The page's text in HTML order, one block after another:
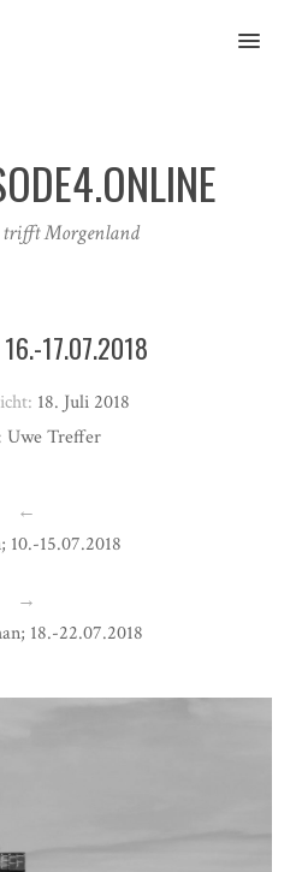
MENU
Morgenland
17.07.2018
18. Juli 2018
Uwe Treffer
←
10.-15.07.2018
→
18.-22.07.2018